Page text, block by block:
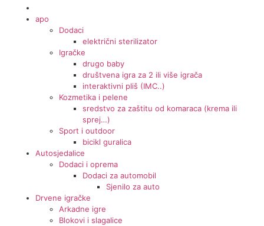
apo
Dodaci
električni sterilizator
Igračke
drugo baby
društvena igra za 2 ili više igrača
interaktivni pliš (IMC..)
Kozmetika i pelene
sredstvo za zaštitu od komaraca (krema ili
sprej…)
Sport i outdoor
bicikl guralica
Autosjedalice
Dodaci i oprema
Dodaci za automobil
Sjenilo za auto
Drvene igračke
Arkadne igre
Blokovi i slagalice